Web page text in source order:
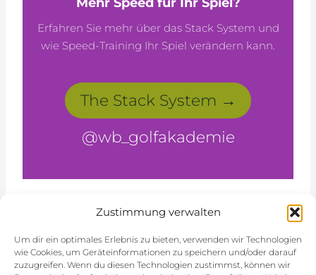
Zustimmung verwalten
Um dir ein optimales Erlebnis zu bieten, verwenden wir Technologien
wie Cookies, um Geräteinformationen zu speichern und/oder darauf
zuzugreifen. Wenn du diesen Technologien zustimmst, können wir
Erfahren Sie mehr über das Stack System und
wie Speed-Training Ihr Spiel verändern kann.
The Stack System →
@wb_golfakademie
Beitragsnavigation
ZURÜCK
Die stille Sabotage:
WEITER
Golf an der Costa